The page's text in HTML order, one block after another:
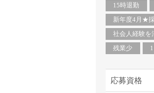
15時退勤
新年度4月★
社会人経験を
残業少
応募資格